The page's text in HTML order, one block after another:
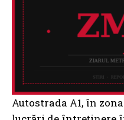
Autostrada A1, în